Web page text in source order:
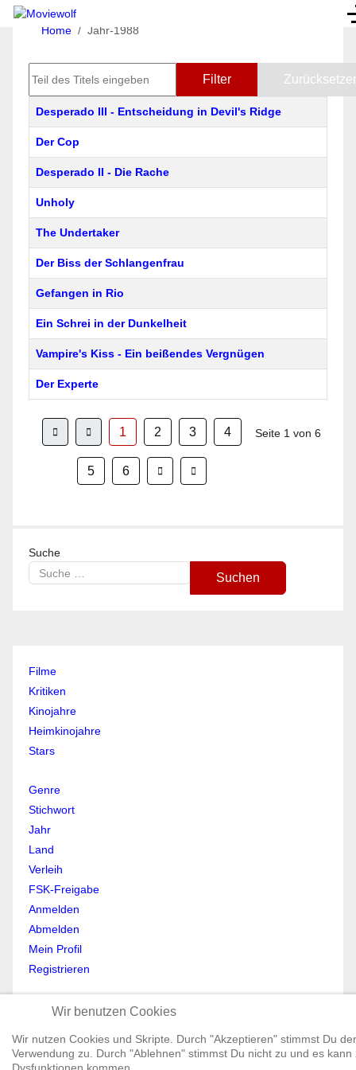
Home Jahr-1988
Filter
Titel
Desperado III - Entscheidung in Devil's Ridge
Der Cop
Desperado II - Die Rache
Unholy
The Undertaker
Der Biss der Schlangenfrau
Gefangen in Rio
Ein Schrei in der Dunkelheit
Vampire's Kiss - Ein beißendes Vergnügen
Der Experte
Seite 1 von 6
1 2 3 4
5 6
Suche
Type 2 or more characters for results.
Suchen
Filme
Kritiken
Kinojahre
Heimkinojahre
Stars
Genre
Stichwort
Jahr
Land
Verleih
FSK-Freigabe
Anmelden
Abmelden
Mein Profil
Registrieren
Impressum
Datenschutz
AGB
Wir benutzen Cookies
Wir nutzen Cookies und Skripte. Durch "Akzeptieren" stimmst Du der
Verwendung zu. Durch "Ablehnen" stimmst Du nicht zu und es kann